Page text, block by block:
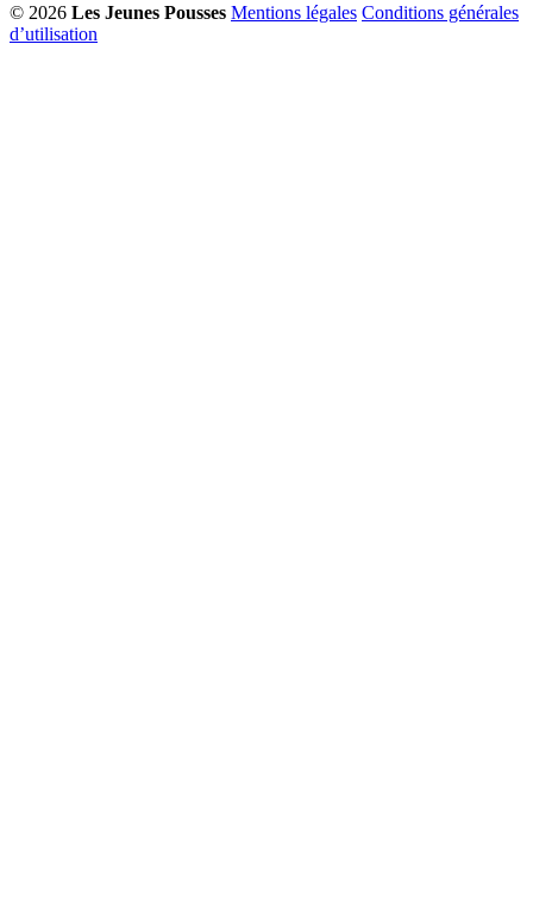
© 2026 Les Jeunes Pousses Mentions légales Conditions générales
d’utilisation